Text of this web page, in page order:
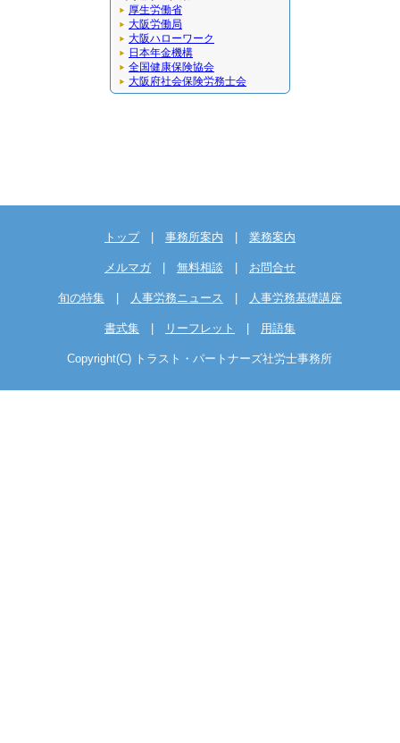
厚生労働省
大阪労働局
大阪ハローワーク
日本年金機構
全国健康保険協会
大阪府社会保険労務士会
トップ| 事務所案内 業務案内
メルマガ 無料相談 お問合せ
旬の特集 人事労務ニュース 人事労務基礎講座
書式集 リーフレット 用語集
Copyright(C) トラスト・パートナーズ社労士事務所